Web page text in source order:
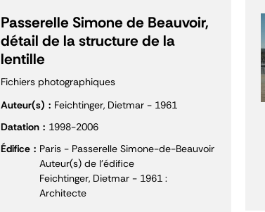
Passerelle Simone de Beauvoir,
détail de la structure de la
lentille
Fichiers photographiques
Auteur(s)
Feichtinger, Dietmar - 1961
Datation
1998-2006
Édifice
Paris - Passerelle Simone-de-Beauvoir
Auteur(s) de l'édifice
Feichtinger, Dietmar - 1961 :
Architecte